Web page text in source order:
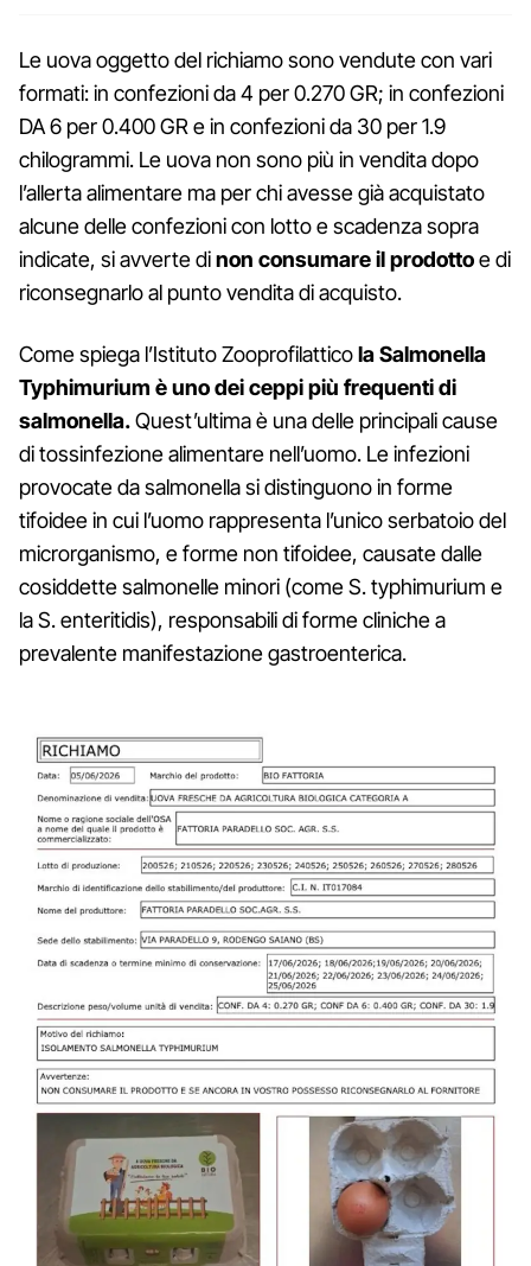
Le uova oggetto del richiamo sono vendute con vari
formati: in confezioni da 4 per 0.270 GR; in confezioni
DA 6 per 0.400 GR e in confezioni da 30 per 1.9
chilogrammi. Le uova non sono più in vendita dopo
l’allerta alimentare ma per chi avesse già acquistato
alcune delle confezioni con lotto e scadenza sopra
indicate, si avverte dinon consumare il prodottoe di
riconsegnarlo al punto vendita di acquisto.
Come spiega l’Istituto Zooprofilatticola Salmonella
Typhimurium è uno dei ceppi più frequenti di
salmonella.Quest’ultima è una delle principali cause
di tossinfezione alimentare nell’uomo. Le infezioni
provocate da salmonella si distinguono in forme
tifoidee in cui l’uomo rappresenta l’unico serbatoio del
microrganismo, e forme non tifoidee, causate dalle
cosiddette salmonelle minori (come S. typhimurium e
la S. enteritidis), responsabili di forme cliniche a
prevalente manifestazione gastroenterica.